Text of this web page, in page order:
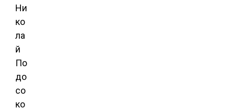
Ни
ко
ла
й
По
до
со
ко